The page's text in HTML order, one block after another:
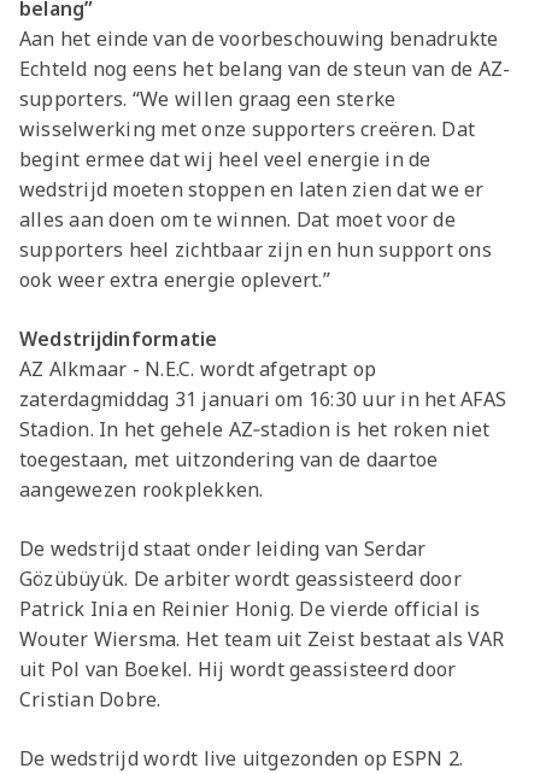
belang”
Aan het einde van de voorbeschouwing benadrukte
Echteld nog eens het belang van de steun van de AZ-
supporters. “We willen graag een sterke
wisselwerking met onze supporters creëren. Dat
begint ermee dat wij heel veel energie in de
wedstrijd moeten stoppen en laten zien dat we er
alles aan doen om te winnen. Dat moet voor de
supporters heel zichtbaar zijn en hun support ons
ook weer extra energie oplevert.”
Wedstrijdinformatie
AZ Alkmaar - N.E.C. wordt afgetrapt op
zaterdagmiddag 31 januari om 16:30 uur in het AFAS
Stadion. In het gehele AZ‑stadion is het roken niet
toegestaan, met uitzondering van de daartoe
aangewezen rookplekken.
De wedstrijd staat onder leiding van Serdar
Gözübüyük. De arbiter wordt geassisteerd door
Patrick Inia en Reinier Honig. De vierde official is
Wouter Wiersma. Het team uit Zeist bestaat als VAR
uit Pol van Boekel. Hij wordt geassisteerd door
Cristian Dobre.
De wedstrijd wordt live uitgezonden op ESPN 2.